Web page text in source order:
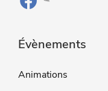
Évènements
Animations